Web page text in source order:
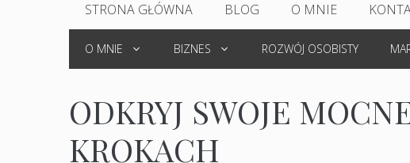
STRONA GŁÓWNA BLOG O MNIE
O MNIE BIZNES ROZWÓJ OSOBISTY
ODKRYJ SWOJE
KROKACH